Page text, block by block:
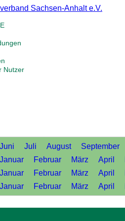
Nutzer
Juni Juli August September
Januar Februar März April
Januar Februar März April
Januar Februar März April